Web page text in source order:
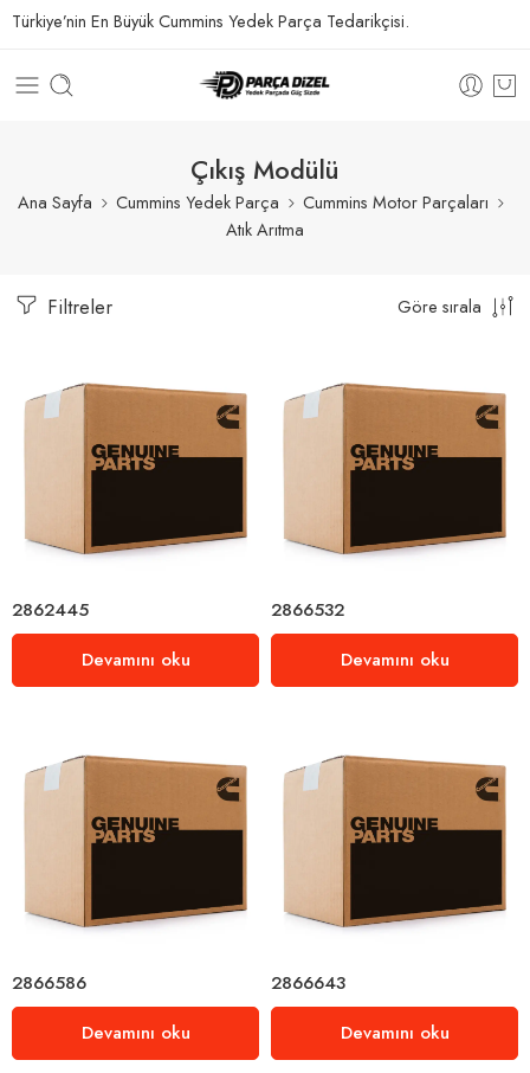
Türkiye’nin En Büyük Cummins Yedek Parça Tedarikçisi.
Çıkış Modülü
Ana Sayfa Cummins Yedek Parça
Cummins Motor Parçaları
Atık Arıtma
Filtreler Göre sırala
2862445
Devamını oku
2866532
Devamını oku
2866586
Devamını oku
2866643
Devamını oku